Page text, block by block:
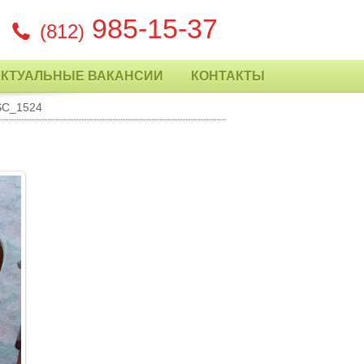
(812) 985-15-37
ВАКАНСИИ КОНТАКТЫ